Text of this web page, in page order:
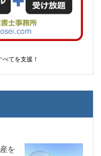
てを支援！
を